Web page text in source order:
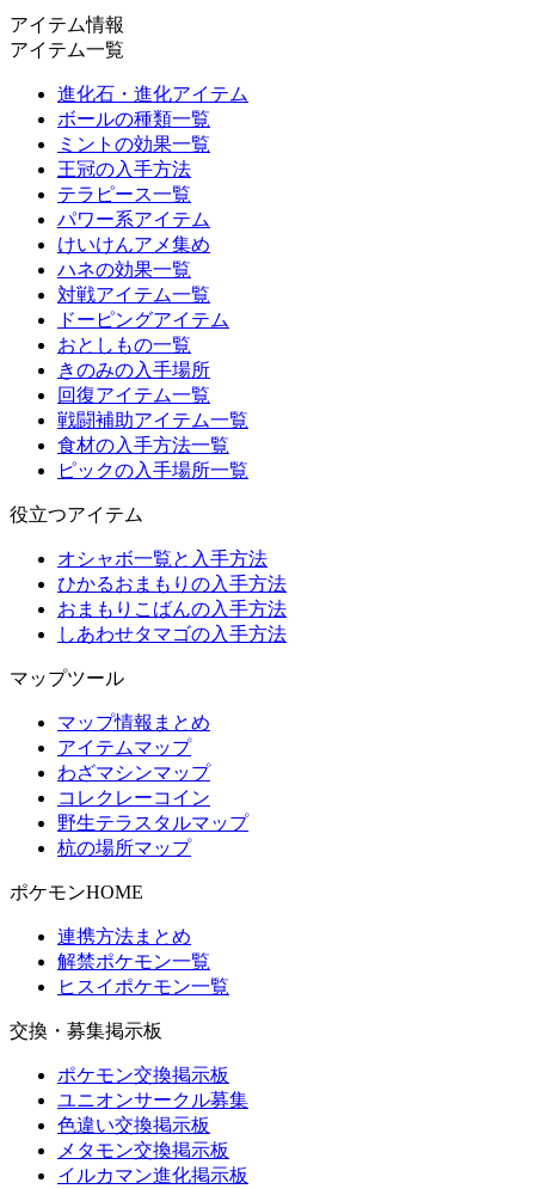
アイテム情報
アイテム一覧
進化石・進化アイテム
ボールの種類一覧
ミントの効果一覧
王冠の入手方法
テラピース一覧
パワー系アイテム
けいけんアメ集め
ハネの効果一覧
対戦アイテム一覧
ドーピングアイテム
おとしもの一覧
きのみの入手場所
回復アイテム一覧
戦闘補助アイテム一覧
食材の入手方法一覧
ピックの入手場所一覧
役立つアイテム
オシャボ一覧と入手方法
ひかるおまもりの入手方法
おまもりこばんの入手方法
しあわせタマゴの入手方法
マップツール
マップ情報まとめ
アイテムマップ
わざマシンマップ
コレクレーコイン
野生テラスタルマップ
杭の場所マップ
ポケモンHOME
連携方法まとめ
解禁ポケモン一覧
ヒスイポケモン一覧
交換・募集掲示板
ポケモン交換掲示板
ユニオンサークル募集
色違い交換掲示板
メタモン交換掲示板
イルカマン進化掲示板